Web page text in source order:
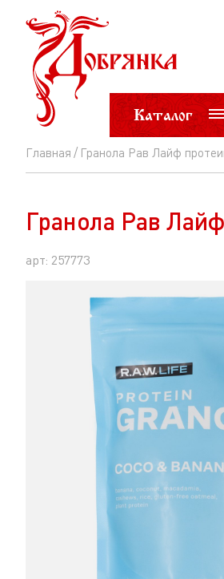
Каталог
Главная Гранола Рав Лайф
Гранола
Рав
Лайф
протеиновая
Гранола Рав
арт: 257773